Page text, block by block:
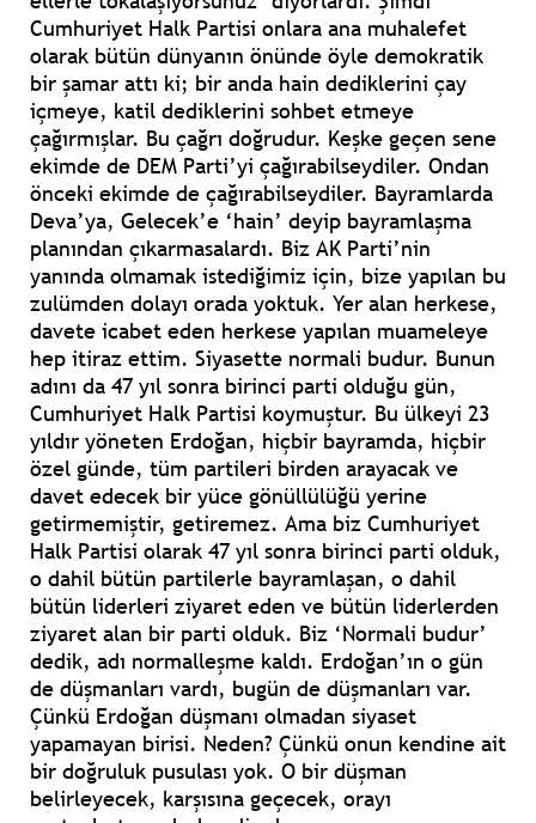
Cumhuriyet Halk Partisi onlara ana muhalefet
olarak bütün dünyanın önünde öyle demokratik
bir şamar attı ki; bir anda hain dediklerini çay
içmeye, katil dediklerini sohbet etmeye
çağırmışlar. Bu çağrı doğrudur. Keşke geçen sene
ekimde de DEM Parti’yi çağırabilseydiler. Ondan
önceki ekimde de çağırabilseydiler. Bayramlarda
Deva’ya, Gelecek’e ‘hain’ deyip bayramlaşma
planından çıkarmasalardı. Biz AK Parti’nin
yanında olmamak istediğimiz için, bize yapılan bu
zulümden dolayı orada yoktuk. Yer alan herkese,
davete icabet eden herkese yapılan muameleye
hep itiraz ettim. Siyasette normali budur. Bunun
adını da 47 yıl sonra birinci parti olduğu gün,
Cumhuriyet Halk Partisi koymuştur. Bu ülkeyi 23
yıldır yöneten Erdoğan, hiçbir bayramda, hiçbir
özel günde, tüm partileri birden arayacak ve
davet edecek bir yüce gönüllülüğü yerine
getirmemiştir, getiremez. Ama biz Cumhuriyet
Halk Partisi olarak 47 yıl sonra birinci parti olduk,
o dahil bütün partilerle bayramlaşan, o dahil
bütün liderleri ziyaret eden ve bütün liderlerden
ziyaret alan bir parti olduk. Biz ‘Normali budur’
dedik, adı normalleşme kaldı. Erdoğan’ın o gün
de düşmanları vardı, bugün de düşmanları var.
Çünkü Erdoğan düşmanı olmadan siyaset
yapamayan birisi. Neden? Çünkü onun kendine ait
bir doğruluk pusulası yok. O bir düşman
belirleyecek, karşısına geçecek, orayı